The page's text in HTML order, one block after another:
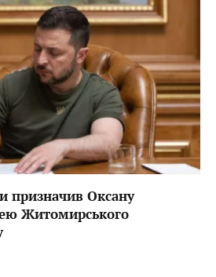
призначив Оксану
Житомирського